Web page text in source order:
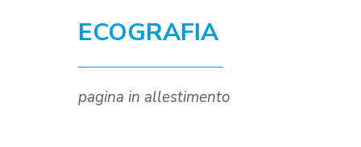
ECOGRAFIA
pagina in allestimento